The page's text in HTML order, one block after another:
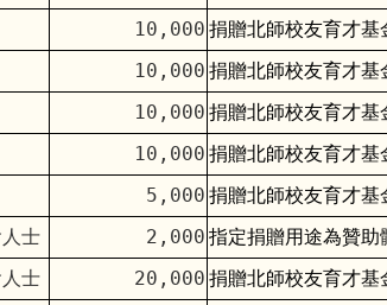
10,000 捐贈北師校友育才基
10,000 捐贈北師校友育才基
10,000 捐贈北師校友育才基
10,000 捐贈北師校友育才基
5,000 捐贈北師校友育才基
士 2,000 指定捐贈用途為贊助
士 20,000 捐贈北師校友育才基